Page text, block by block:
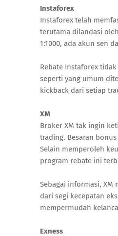
Instaforex
Instaforex telah
terutama dilandasi
1:1000, ada akun sen
Rebate Instaforex
seperti yang umum
kickback dari setiap
XM
Broker XM tak ingin
trading. Besaran
Selain memperoleh
program rebate ini
Sebagai informasi,
dari segi kecepatan
mempermudah
Exness